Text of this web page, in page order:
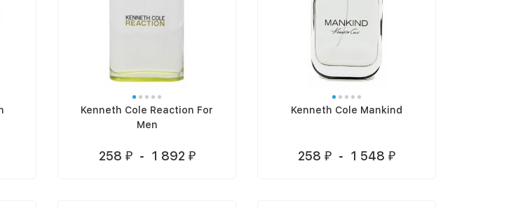
Kenneth Cole Reaction For
Men
258 ₽ - 1 892 ₽
Kenneth Cole Mankind
258 ₽ - 1 548 ₽